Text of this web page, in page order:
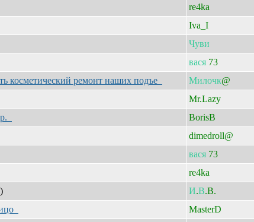
re4ka
Iva_I
Чуви
вася 73
косметический ремонт наших подъе
Милочк@
Mr.Lazy
BorisB
dimedroll@
вася 73
re4ka
) И.В.B.
MasterD